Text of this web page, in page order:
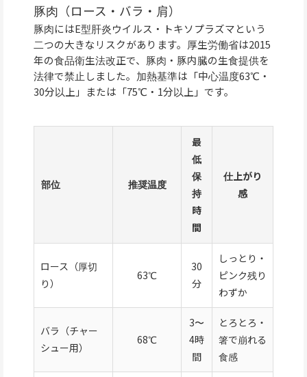
豚肉（ロース・バラ・肩）
豚肉にはE型肝炎ウイルス・トキソプラズマという
二つの大きなリスクがあります。厚生労働省は2015
年の食品衛生法改正で、豚肉・豚内臓の生食提供を
法律で禁止しました。加熱基準は「中心温度63℃・
30分以上」または「75℃・1分以上」です。
部位 推奨温度
最
低
保
持
時
間
仕上がり
感
ロース（厚切
り）
63℃
30
分
しっとり・
ピンク残り
わずか
バラ（チャー
シュー用）
68℃
3〜
4時
間
とろとろ・
箸で崩れる
食感